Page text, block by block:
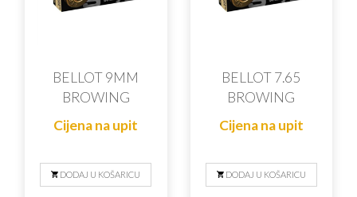
BELLOT 9MM
BROWING
Cijena na upit
DODAJ U KOŠARICU
BELLOT 7.65
BROWING
Cijena na upit
DODAJ U KOŠARICU